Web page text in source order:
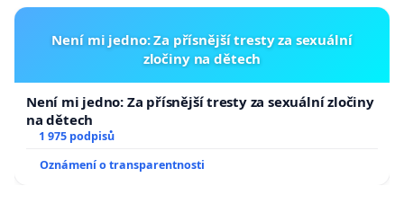
Není mi jedno: Za přísnější tresty za sexuální
zločiny na dětech
Není mi jedno: Za přísnější tresty za sexuální zločiny
na dětech
1 975 podpisů
Oznámení o transparentnosti